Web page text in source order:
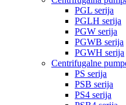
PGL serija
PGLH serija
PGW serija
PGWB serija
PGWH serija
Centrifugalne
PS serija
PSB serija
PS4 serija